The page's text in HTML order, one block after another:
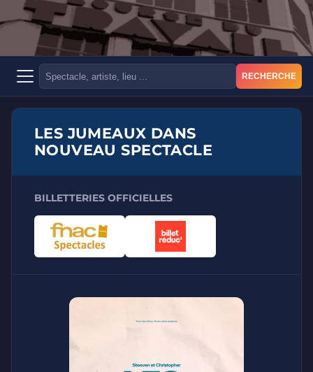
RECHERCHE
LES JUMEAUX DANS
NOUVEAU SPECTACLE
BILLETTERIES OFFICIELLES